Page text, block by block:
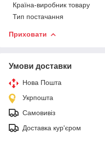
Країна-виробник товару
Тип постачання
Приховати
Умови доставки
Нова Пошта
Укрпошта
Самовивіз
Доставка кур'єром